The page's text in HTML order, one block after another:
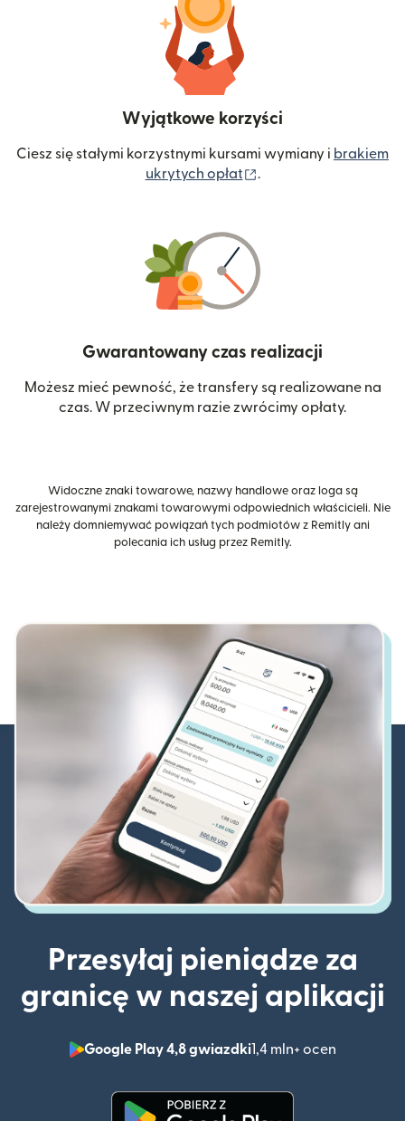
Wyjątkowe korzyści
Ciesz się stałymi korzystnymi kursami wymiany i brakiem
ukrytych opłat
.
Gwarantowany czas realizacji
Możesz mieć pewność, że transfery są realizowane na
czas. W przeciwnym razie zwrócimy opłaty.
Widoczne znaki towarowe, nazwy handlowe oraz loga są
zarejestrowanymi znakami towarowymi odpowiednich właścicieli. Nie
należy domniemywać powiązań tych podmiotów z Remitly ani
polecania ich usług przez Remitly.
Przesyłaj pieniądze za
granicę w naszej aplikacji
Google Play 4,8 gwiazdki1,4 mln+ ocen
(otwiera